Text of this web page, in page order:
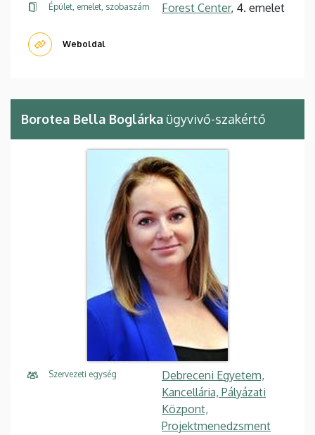
Épület, emelet, szobaszám Forest Center, 4. emelet
Weboldal
Borotea Bella Boglárka ügyvivő-szakértő
Szervezeti egység
Debreceni Egyetem,
Kancellária, Pályázati
Központ,
Projektmenedzsment